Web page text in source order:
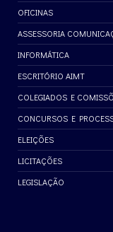
OFICINAS
ASSESSORIA
INFORMÁTICA
ESCRITÓRIO AIMT
COLEGIADOS E
CONCURSOS E
ELEIÇÕES
LICITAÇÕES
LEGISLAÇÃO